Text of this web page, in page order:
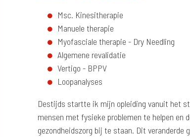
Msc. Kinesitherapie
Manuele therapie
Myofasciale therapie - Dry Needling
Algemene revalidatie
Vertigo - BPPV
Loopanalyses
Destijds startte ik mijn opleiding vanuit het
mensen met fysieke problemen te helpen en
gezondheidszorg bij te staan. Dit veranderde